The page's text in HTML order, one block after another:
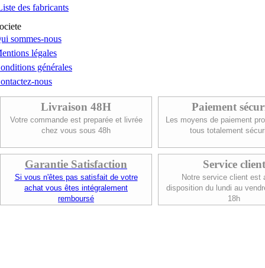
des fabricants
sommes-nous
légales
générales
nous
Livraison 48H
Votre commande est preparée et livrée
chez vous sous 48h
Paiement
Les moyens de paiement
tous totalement
Garantie Satisfaction
Si vous n'êtes pas satisfait de votre
achat vous êtes intégralement
remboursé
Service client
Notre service client est
disposition du lundi au
18h